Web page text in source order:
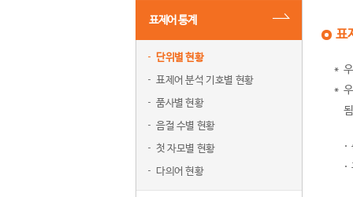
표제어 통계
단위별 현황
표제어 분석 기호별 현황
품사별 현황
음절 수별 현황
첫 자모별 현황
다의어 현황
표